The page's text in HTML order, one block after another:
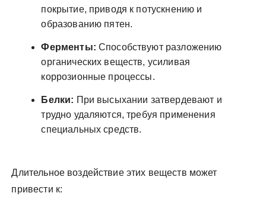
покрытие, приводя к потускнению и
образованию пятен.
Ферменты: Способствуют разложению
органических веществ, усиливая
коррозионные процессы.
Белки: При высыхании затвердевают и
трудно удаляются, требуя применения
специальных средств.
Длительное воздействие этих веществ может
привести к: